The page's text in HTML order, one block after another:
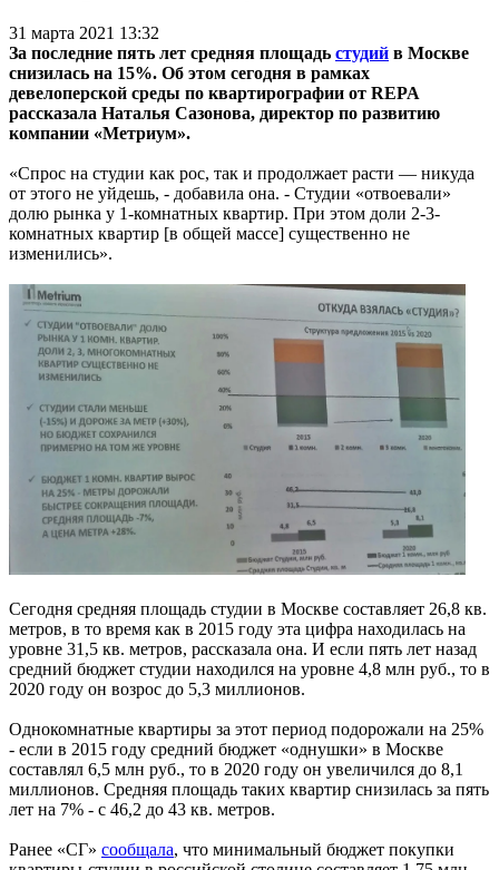
31 марта 2021 13:32
За последние пять лет средняя площадь студий в Москве
снизилась на 15%. Об этом сегодня в рамках
девелоперской среды по квартирографии от REPA
рассказала Наталья Сазонова, директор по развитию
компании «Метриум».
«Cпрос на студии как рос, так и продолжает расти — никуда
от этого не уйдешь, - добавила она. - Студии «отвоевали»
долю рынка у 1-комнатных квартир. При этом доли 2-3-
комнатных квартир [в общей массе] существенно не
изменились».
Сегодня средняя площадь студии в Москве составляет 26,8 кв.
метров, в то время как в 2015 году эта цифра находилась на
уровне 31,5 кв. метров, рассказала она. И если пять лет назад
средний бюджет студии находился на уровне 4,8 млн руб., то в
2020 году он возрос до 5,3 миллионов.
Однокомнатные квартиры за этот период подорожали на 25%
- если в 2015 году средний бюджет «однушки» в Москве
составлял 6,5 млн руб., то в 2020 году он увеличился до 8,1
миллионов. Средняя площадь таких квартир снизилась за пять
лет на 7% - с 46,2 до 43 кв. метров.
Ранее «СГ» сообщала, что минимальный бюджет покупки